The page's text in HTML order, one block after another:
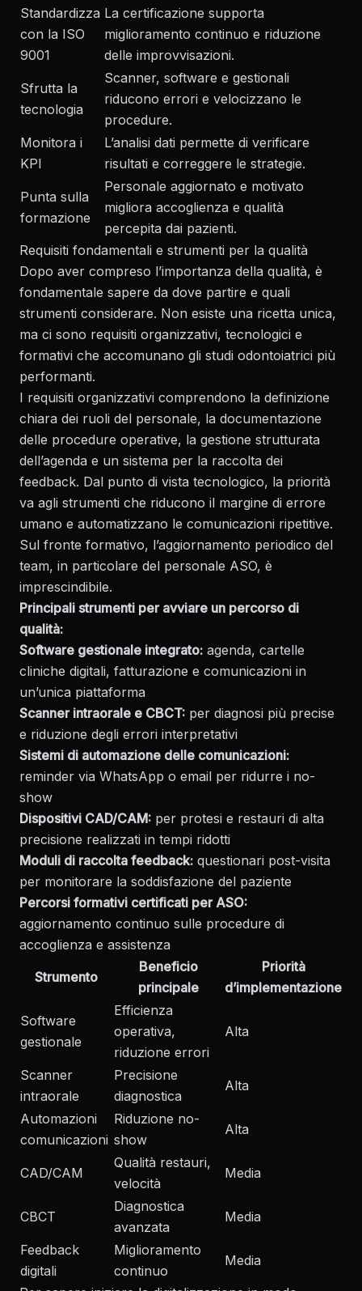
Standardizza
con la ISO
9001
La certificazione supporta
miglioramento continuo e riduzione
delle improvvisazioni.
Sfrutta la
tecnologia
Scanner, software e gestionali
riducono errori e velocizzano le
procedure.
Monitora i
KPI
L’analisi dati permette di verificare
risultati e correggere le strategie.
Punta sulla
formazione
Personale aggiornato e motivato
migliora accoglienza e qualità
percepita dai pazienti.
Requisiti fondamentali e strumenti per la qualità
Dopo aver compreso l’importanza della qualità, è
fondamentale sapere da dove partire e quali
strumenti considerare. Non esiste una ricetta unica,
ma ci sono requisiti organizzativi, tecnologici e
formativi che accomunano gli studi odontoiatrici più
performanti.
I requisiti organizzativi comprendono la definizione
chiara dei ruoli del personale, la documentazione
delle procedure operative, la gestione strutturata
dell’agenda e un sistema per la raccolta dei
feedback. Dal punto di vista tecnologico, la priorità
va agli strumenti che riducono il margine di errore
umano e automatizzano le comunicazioni ripetitive.
Sul fronte formativo, l’aggiornamento periodico del
team, in particolare del personale ASO, è
imprescindibile.
Principali strumenti per avviare un percorso di
qualità:
Software gestionale integrato: agenda, cartelle
cliniche digitali, fatturazione e comunicazioni in
un’unica piattaforma
Scanner intraorale e CBCT: per diagnosi più precise
e riduzione degli errori interpretativi
Sistemi di automazione delle comunicazioni:
reminder via WhatsApp o email per ridurre i no-
show
Dispositivi CAD/CAM: per protesi e restauri di alta
precisione realizzati in tempi ridotti
Moduli di raccolta feedback: questionari post-visita
per monitorare la soddisfazione del paziente
Percorsi formativi certificati per ASO:
aggiornamento continuo sulle procedure di
accoglienza e assistenza
Strumento
Beneficio
principale
Priorità
d’implementazione
Software
gestionale
Efficienza
operativa,
riduzione errori
Alta
Scanner
intraorale
Precisione
diagnostica
Alta
Automazioni
comunicazioni
Riduzione no-
show
Alta
CAD/CAM
Qualità restauri,
velocità
Media
CBCT
Diagnostica
avanzata
Media
Feedback
digitali
Miglioramento
continuo
Media